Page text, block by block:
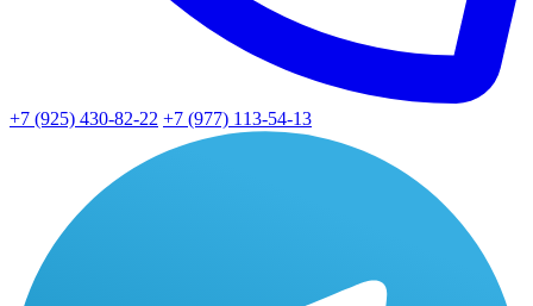
+7 (925) 430-82-22 +7 (977) 113-54-13